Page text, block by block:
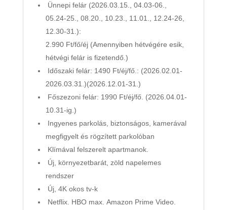
Ünnepi felár (2026.03.15., 04.03-06.,
05.24-25., 08.20., 10.23., 11.01., 12.24-26,
12.30-31.):
2.990 Ft/fő/éj (Amennyiben hétvégére esik,
hétvégi felár is fizetendő.)
Időszaki felár: 1490 Ft/éj/fő.: (2026.02.01-
2026.03.31.)(2026.12.01-31.)
Főszezoni felár: 1990 Ft/éj/fő. (2026.04.01-
10.31-ig.)
Ingyenes parkolás, biztonságos, kamerával
megfigyelt és rögzített parkolóban
Klímával felszerelt apartmanok.
Új, környezetbarát, zöld napelemes
rendszer
Új, 4K okos tv-k
Netflix. HBO max. Amazon Prime Video.